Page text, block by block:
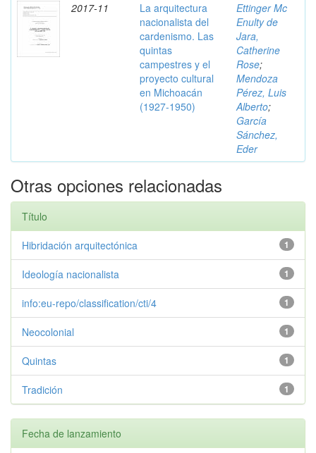
2017-11
La arquitectura
nacionalista del
cardenismo. Las
quintas
campestres y el
proyecto cultural
en Michoacán
(1927-1950)
Ettinger Mc
Enulty de
Jara,
Catherine
Rose;
Mendoza
Pérez, Luis
Alberto;
García
Sánchez,
Eder
Otras opciones relacionadas
Título
1
Hibridación arquitectónica
1
Ideología nacionalista
1
info:eu-repo/classification/cti/4
1
Neocolonial
1
Quintas
1
Tradición
Fecha de lanzamiento